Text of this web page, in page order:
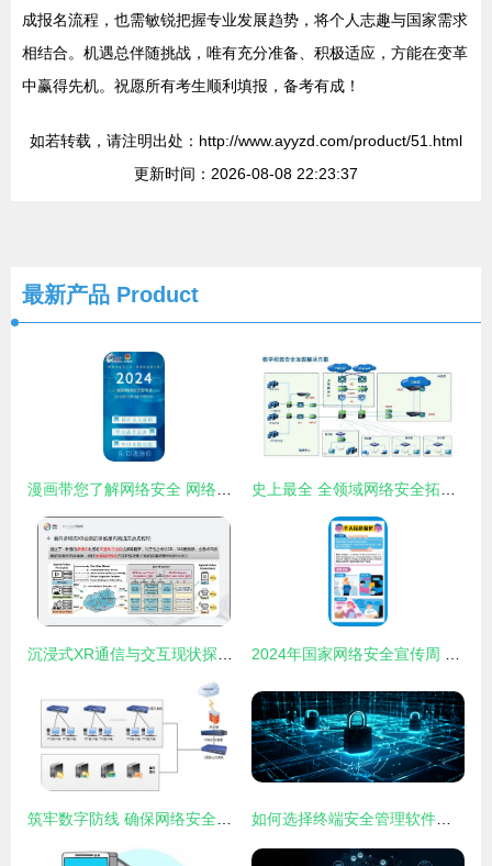
成报名流程，也需敏锐把握专业发展趋势，将个人志趣与国家需求
相结合。机遇总伴随挑战，唯有充分准备、积极适应，方能在变革
中赢得先机。祝愿所有考生顺利填报，备考有成！
如若转载，请注明出处：http://www.ayyzd.com/product/51.html
更新时间：2026-08-08 22:23:37
最新产品 Product